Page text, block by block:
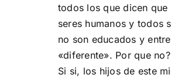
todos los que dicen
seres humanos y todos
no son educados y
«diferente». Por que no?
Si si, los hijos de este